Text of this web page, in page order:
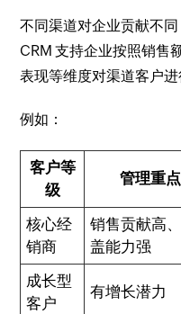
不同渠道对企业贡献不
CRM 支持企业按照销售
表现等维度对渠道客户进
例如：
客户等
级
管理重点
核心经
销商
销售贡献高
盖能力强
成长型
客户
有增长潜力